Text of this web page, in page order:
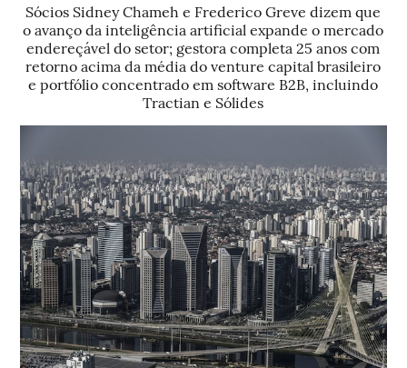
Sócios Sidney Chameh e Frederico Greve dizem que
o avanço da inteligência artificial expande o mercado
endereçável do setor; gestora completa 25 anos com
retorno acima da média do venture capital brasileiro
e portfólio concentrado em software B2B, incluindo
Tractian e Sólides